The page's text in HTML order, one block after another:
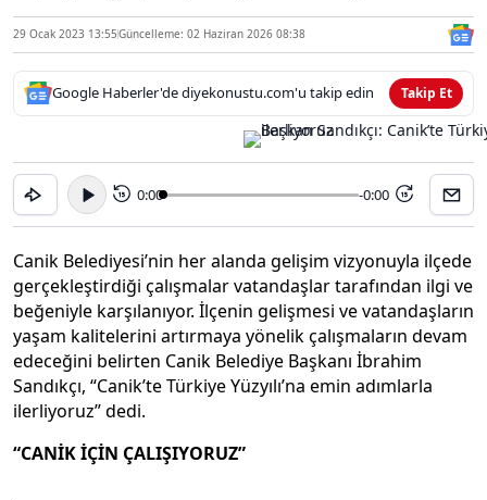
29 Ocak 2023 13:55Güncelleme: 02 Haziran 2026 08:38
Google Haberler'de diyekonustu.com'u takip edin Takip Et
15 0:00 -0:00 15
Canik Belediyesi’nin her alanda gelişim vizyonuyla ilçede
gerçekleştirdiği çalışmalar vatandaşlar tarafından ilgi ve
beğeniyle karşılanıyor. İlçenin gelişmesi ve vatandaşların
yaşam kalitelerini artırmaya yönelik çalışmaların devam
edeceğini belirten Canik Belediye Başkanı İbrahim
Sandıkçı, “Canik’te Türkiye Yüzyılı’na emin adımlarla
ilerliyoruz” dedi.
“CANİK İÇİN ÇALIŞIYORUZ”